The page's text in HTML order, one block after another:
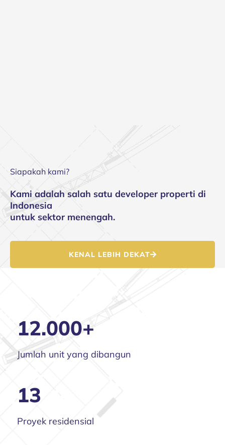
Siapakah kami?
Kami adalah salah satu developer properti di
Indonesia
untuk sektor menengah.
KENAL LEBIH DEKAT
12.000+
Jumlah unit yang dibangun
13
Proyek residensial